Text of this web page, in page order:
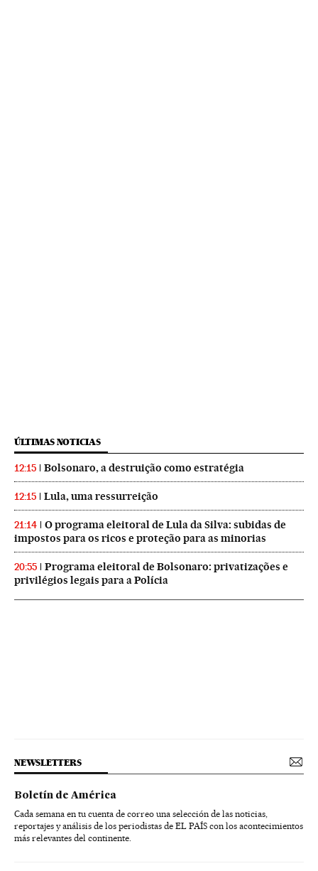
ÚLTIMAS NOTICIAS
12:15 Bolsonaro, a destruição como estratégia
12:15 Lula, uma ressurreição
21:14
O programa eleitoral de Lula da Silva: subidas de
impostos para os ricos e proteção para as minorias
20:55
Programa eleitoral de Bolsonaro: privatizações e
privilégios legais para a Polícia
NEWSLETTERS
Boletín de América
Cada semana en tu cuenta de correo una selección de las noticias,
reportajes y análisis de los periodistas de EL PAÍS con los acontecimientos
más relevantes del continente.